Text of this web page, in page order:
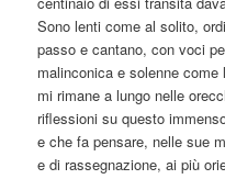
Sono lenti come al solito,
passo e cantano, con voci
malinconica e solenne
mi rimane a lungo nelle
riflessioni su questo
e che fa pensare, nelle sue
e di rassegnazione, ai più